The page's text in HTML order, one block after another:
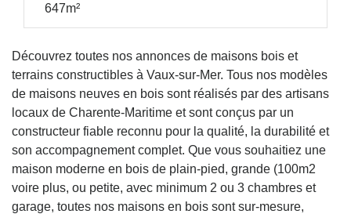
647m²
Découvrez toutes nos annonces de maisons bois et
terrains constructibles à Vaux-sur-Mer. Tous nos modèles
de maisons neuves en bois sont réalisés par des artisans
locaux de Charente-Maritime et sont conçus par un
constructeur fiable reconnu pour la qualité, la durabilité et
son accompagnement complet. Que vous souhaitiez une
maison moderne en bois de plain-pied, grande (100m2
voire plus, ou petite, avec minimum 2 ou 3 chambres et
garage, toutes nos maisons en bois sont sur-mesure,